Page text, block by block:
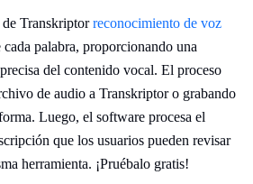
Transkriptorreconocimiento de voz
cada palabra, proporcionando una
del contenido vocal. El proceso
de audio a Transkriptor o grabando
Luego, el software procesa el
que los usuarios pueden revisar
herramienta. ¡Pruébalo gratis!